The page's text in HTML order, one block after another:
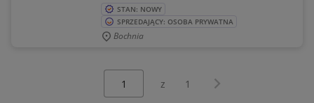
STAN: NOWY
SPRZEDAJĄCY: OSOBA PRYWATNA
Bochnia
z 1 Następna strona